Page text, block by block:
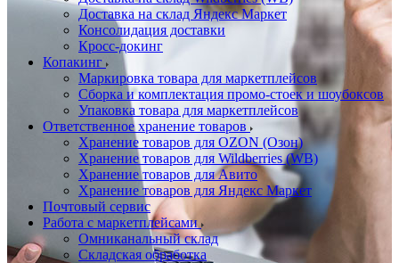
Доставка на склад Яндекс Маркет
Консолидация доставки
Кросс-докинг
Копакинг
Маркировка товара для маркетплейсов
Сборка и комплектация промо-стоек и шоубоксов
Упаковка товара для маркетплейсов
Ответственное хранение товаров
Хранение товаров для OZON (Озон)
Хранение товаров для Wildberries (WB)
Хранение товаров для Авито
Хранение товаров для Яндекс Маркет
Почтовый сервис
Работа с маркетплейсами
Омниканальный склад
Складская обработка